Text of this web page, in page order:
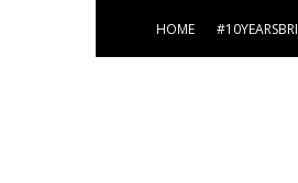
HOME #10YEARSBRI